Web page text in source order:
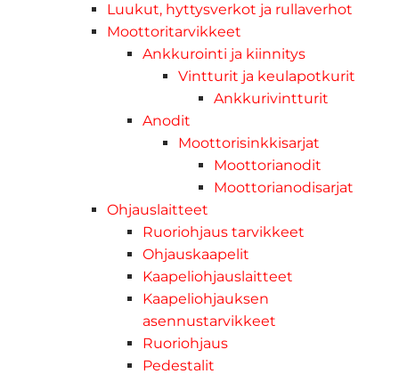
Luukut, hyttysverkot ja rullaverhot
Moottoritarvikkeet
Ankkurointi ja kiinnitys
Vintturit ja keulapotkurit
Ankkurivintturit
Anodit
Moottorisinkkisarjat
Moottorianodit
Moottorianodisarjat
Ohjauslaitteet
Ruoriohjaus tarvikkeet
Ohjauskaapelit
Kaapeliohjauslaitteet
Kaapeliohjauksen
asennustarvikkeet
Ruoriohjaus
Pedestalit